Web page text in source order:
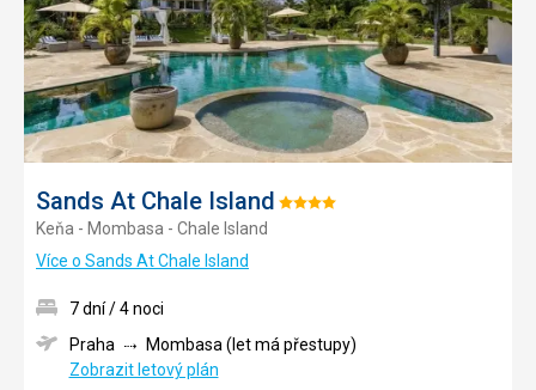
Sands At Chale Island Hodnocení:
Keňa - Mombasa - Chale Island
Více o Sands At Chale Island
7 dní / 4 noci
Praha
Mombasa (let má přestupy)
Zobrazit letový plán